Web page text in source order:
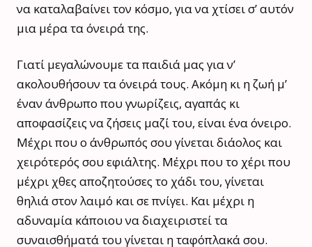
να καταλαβαίνει τον κόσμο, για να χτίσει σ’ αυτόν
μια μέρα τα όνειρά της.
Γιατί μεγαλώνουμε τα παιδιά μας για ν’
ακολουθήσουν τα όνειρά τους. Ακόμη κι η ζωή μ’
έναν άνθρωπο που γνωρίζεις, αγαπάς κι
αποφασίζεις να ζήσεις μαζί του, είναι ένα όνειρο.
Μέχρι που ο άνθρωπός σου γίνεται διάολος και
χειρότερός σου εφιάλτης. Μέχρι που το χέρι που
μέχρι χθες αποζητούσες το χάδι του, γίνεται
θηλιά στον λαιμό και σε πνίγει. Και μέχρι η
αδυναμία κάποιου να διαχειριστεί τα
συναισθήματά του γίνεται η ταφόπλακά σου.